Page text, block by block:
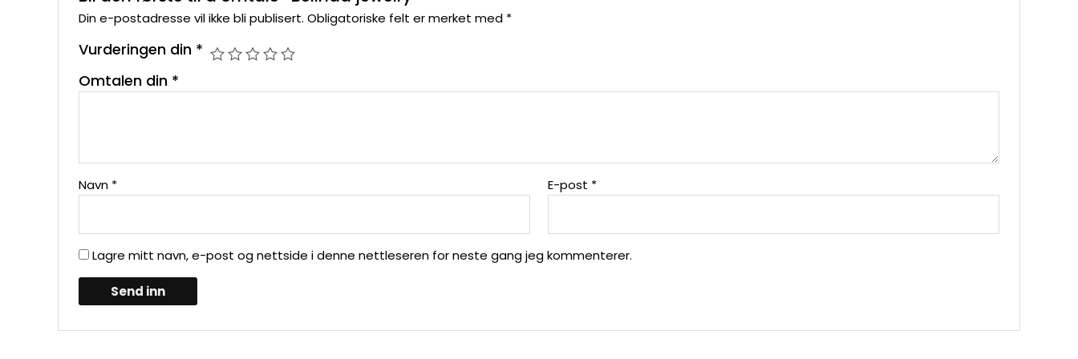
Din e-postadresse vil ikke bli publisert. Obligatoriske felt er merket med *
Vurderingen din *
Omtalen din *
Navn * E-post *
Lagre mitt navn, e-post og nettside i denne nettleseren for neste gang jeg kommenterer.